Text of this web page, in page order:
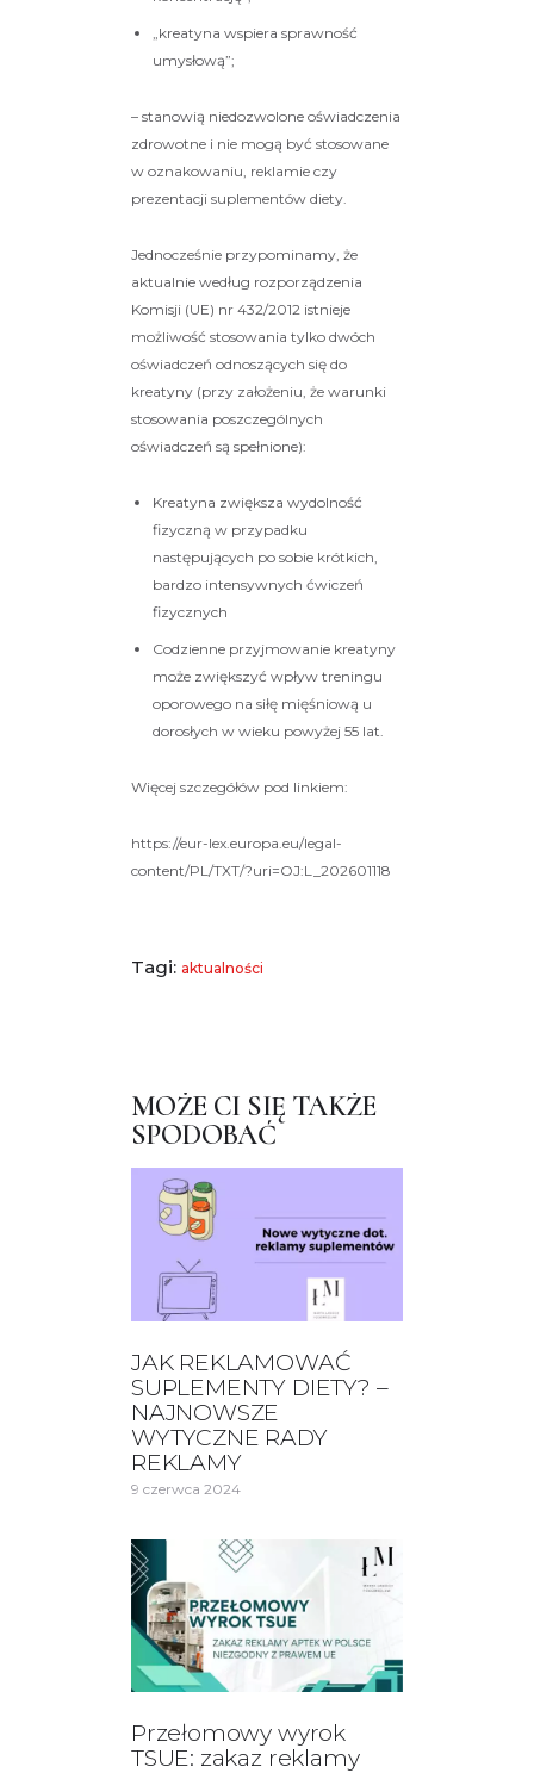
„kreatyna wspiera sprawność
umysłową”;
– stanowią niedozwolone oświadczenia
zdrowotne i nie mogą być stosowane
w oznakowaniu, reklamie czy
prezentacji suplementów diety.
Jednocześnie przypominamy, że
aktualnie według rozporządzenia
Komisji (UE) nr 432/2012 istnieje
możliwość stosowania tylko dwóch
oświadczeń odnoszących się do
kreatyny (przy założeniu, że warunki
stosowania poszczególnych
oświadczeń są spełnione):
Kreatyna zwiększa wydolność
fizyczną w przypadku
następujących po sobie krótkich,
bardzo intensywnych ćwiczeń
fizycznych
Codzienne przyjmowanie kreatyny
może zwiększyć wpływ treningu
oporowego na siłę mięśniową u
dorosłych w wieku powyżej 55 lat.
Więcej szczegółów pod linkiem:
https://eur-lex.europa.eu/legal-
content/PL/TXT/?uri=OJ:L_202601118
Tagi: aktualności
MOŻE CI SIĘ TAKŻE
SPODOBAĆ
JAK REKLAMOWAĆ
SUPLEMENTY DIETY? –
NAJNOWSZE
WYTYCZNE RADY
REKLAMY
9 czerwca 2024
Przełomowy wyrok
TSUE: zakaz reklamy